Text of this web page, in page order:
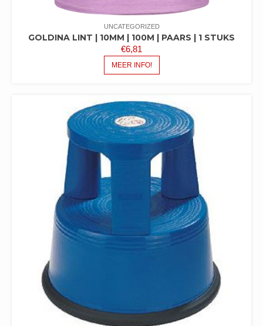
UNCATEGORIZED
GOLDINA LINT | 10MM | 100M | PAARS | 1 STUKS
€6,81
MEER INFO!